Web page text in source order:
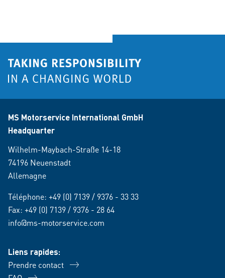
MS Motorservice International GmbH
Headquarter
Wilhelm-Maybach-Straße 14-18
74196 Neuenstadt
Allemagne
Téléphone: +49 (0) 7139 / 9376 - 33 33
Fax: +49 (0) 7139 / 9376 - 28 64
info@ms-motorservice.com
Liens rapides:
Prendre contact